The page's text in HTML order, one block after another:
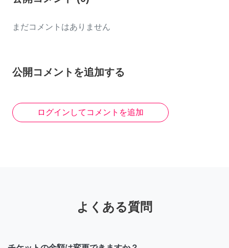
まだコメントはありません
公開コメントを追加する
ログインしてコメントを追加
よくある質問